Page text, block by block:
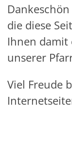
die diese
Ihnen damit
unserer
Viel Freude